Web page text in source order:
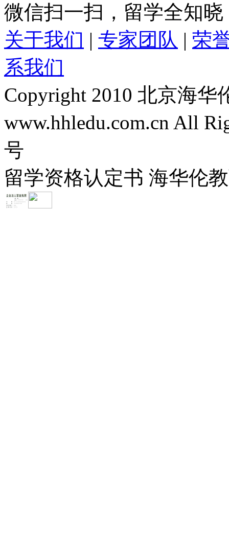
微信扫一扫，留学全知晓
关于我们 | 专家团队 | 荣
系我们
Copyright 2010 北京海
www.hhledu.com.cn All
号
留学资格认定书 海华伦